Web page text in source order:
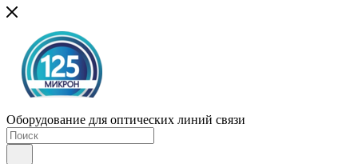
Оборудование для оптических линий связи